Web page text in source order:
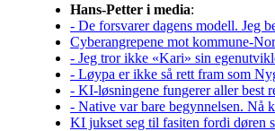
Hans-Petter i media:
- De forsvarer dagens modell. Jeg
Cyberangrepene mot kommune-
- Jeg tror ikke «Kari» sin
- Løypa er ikke så rett fram som
- KI-løsningene fungerer aller best
- Native var bare begynnelsen. Nå
KI jukset seg til fasiten fordi døren